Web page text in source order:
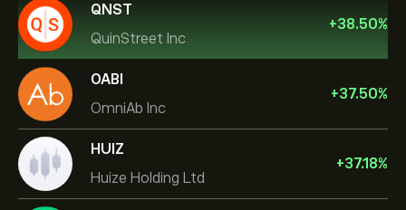
QNST
QuinStreet Inc
+38.50%
OABI
OmniAb Inc
+37.50%
HUIZ
Huize Holding Ltd
+37.18%